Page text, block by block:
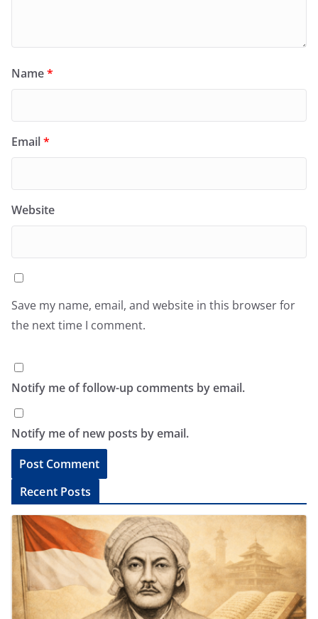
Name*
Email*
Website
Save my name, email, and website in this browser for
the next time I comment.
Notify me of follow-up comments by email.
Notify me of new posts by email.
l
a
Recent Posts